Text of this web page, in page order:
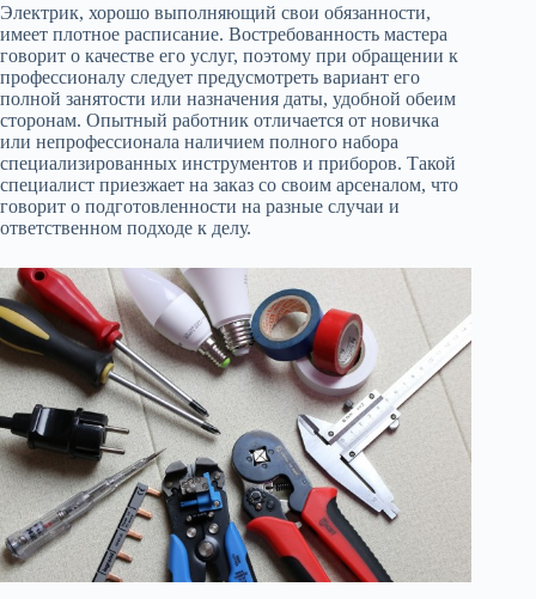
Электрик, хорошо выполняющий свои обязанности,
имеет плотное расписание. Востребованность мастера
говорит о качестве его услуг, поэтому при обращении к
профессионалу следует предусмотреть вариант его
полной занятости или назначения даты, удобной обеим
сторонам. Опытный работник отличается от новичка
или непрофессионала наличием полного набора
специализированных инструментов и приборов. Такой
специалист приезжает на заказ со своим арсеналом, что
говорит о подготовленности на разные случаи и
ответственном подходе к делу.